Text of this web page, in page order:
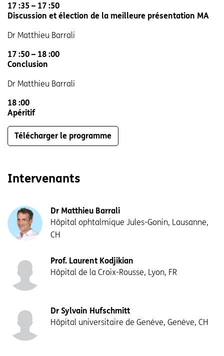
17 :35 – 17 :50
Discussion et élection de la meilleure présentation MA
Dr Matthieu Barrali
17 :50 – 18 :00
Conclusion
Dr Matthieu Barrali
18 :00
Apéritif
Télécharger le programme
Intervenants
Dr Matthieu Barrali
Hôpital ophtalmique Jules-Gonin, Lausanne,
CH
Prof. Laurent Kodjikian
Hôpital de la Croix-Rousse, Lyon, FR
Dr Sylvain Hufschmitt
Hôpital universitaire de Genève, Genève, CH